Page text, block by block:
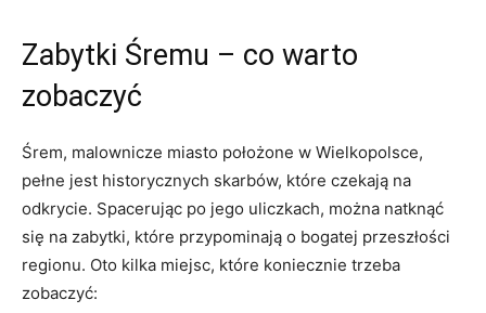
Zabytki Śremu –​ co warto‌
zobaczyć
Śrem, malownicze miasto położone⁤ w‍ Wielkopolsce,
pełne jest historycznych ‍skarbów, które‌ czekają na
odkrycie. Spacerując⁣ po ‍jego uliczkach, można natknąć‍
się na zabytki, które⁣ przypominają⁣ o bogatej ⁤przeszłości⁤
regionu. Oto kilka miejsc, ⁣które koniecznie trzeba
zobaczyć: